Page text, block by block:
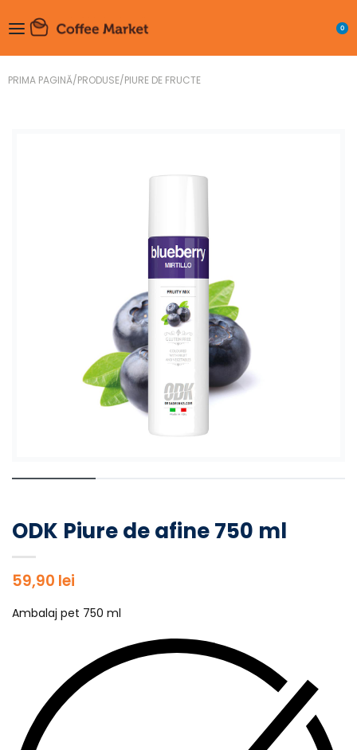
0
PRIMA PAGINĂ/PRODUSE/PIURE DE FRUCTE
ODK Piure de afine 750 ml
59,90 lei
Ambalaj pet 750 ml